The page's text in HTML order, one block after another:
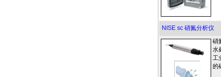
NISE sc 硝氮分析仪
硝
水
工
的